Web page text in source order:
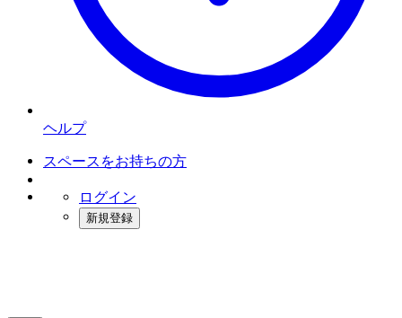
ヘルプ
スペースをお持ちの方
ログイン
新規登録